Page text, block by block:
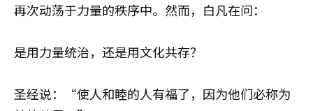
再次动荡于力量的秩序中。然而，白凡在问：
是用力量统治，还是用文化共存？
圣经说：“使人和睦的人有福了，因为他们必称为